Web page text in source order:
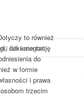
to również
dokumentację
do
w formie
i prawa
trzecim